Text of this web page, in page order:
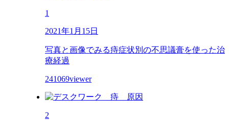
1
2021年1月15日
写真と画像でみる痔症状別の不思議膏を使った治
療経過
241069viewer
2